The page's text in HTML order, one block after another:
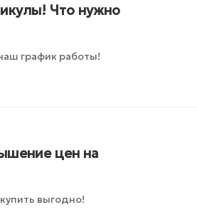
Что нужно
график работы!
цен на
выгодно!